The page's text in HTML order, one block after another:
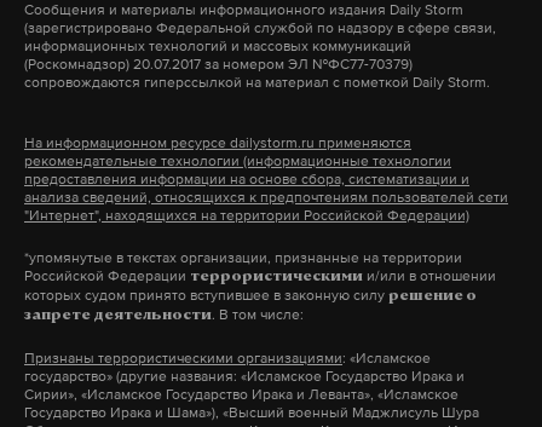
президента России Владимира Путина и
американского лидера Дональда Трампа. По
словам помощника Путина Юрия Ушакова, место
Подпишитесь на Daily Storm вMAX. Он
А еще мы есть вTelegram,ДзениVK.
Дзен VK
Сообщения и материалы информационного издания Daily Storm
(зарегистрировано Федеральной службой по надзору в сфере связи,
информационных технологий и массовых коммуникаций
(Роскомнадзор) 20.07.2017 за номером ЭЛ №ФС77-70379)
сопровождаются гиперссылкой на материал с пометкой Daily Storm.
На информационном ресурсе dailystorm.ru применяются
рекомендательные технологии (информационные технологии
предоставления информации на основе сбора, систематизации и
анализа сведений, относящихся к предпочтениям пользователей сети
"Интернет", находящихся на территории Российской Федерации)
*упомянутые в текстах организации, признанные на территории
Российской Федерации террористическими и/или в отношении
которых судом принято вступившее в законную силу решение о
запрете деятельности. В том числе:
Признаны террористическими организациями: «Исламское
государство» (другие названия: «Исламское Государство Ирака и
Сирии», «Исламское Государство Ирака и Леванта», «Исламское
Государство Ирака и Шама»), «Высший военный Маджлисуль Шура